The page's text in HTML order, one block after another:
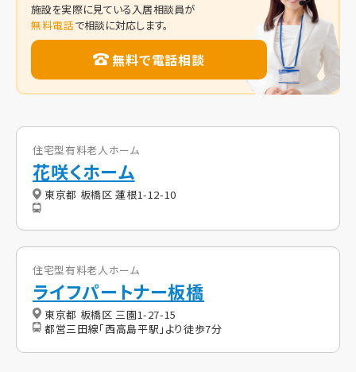
施設を実際に見ている入居相談員が
無料電話で相談に対応します。
無料で電話相談
住宅型有料老人ホーム
花咲くホーム
東京都 板橋区 蓮根1-12-10
住宅型有料老人ホーム
ライフパートナー板橋
東京都 板橋区 三園1-27-15
都営三田線「西高島平駅」より徒歩7分